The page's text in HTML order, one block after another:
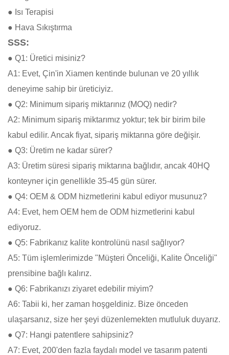
● Isı Terapisi
● Hava Sıkıştırma
SSS:
● Q1: Üretici misiniz?
A1: Evet, Çin'in Xiamen kentinde bulunan ve 20 yıllık
deneyime sahip bir üreticiyiz.
● Q2: Minimum sipariş miktarınız (MOQ) nedir?
A2: Minimum sipariş miktarımız yoktur; tek bir birim bile
kabul edilir. Ancak fiyat, sipariş miktarına göre değişir.
● Q3: Üretim ne kadar sürer?
A3: Üretim süresi sipariş miktarına bağlıdır, ancak 40HQ
konteyner için genellikle 35-45 gün sürer.
● Q4: OEM & ODM hizmetlerini kabul ediyor musunuz?
A4: Evet, hem OEM hem de ODM hizmetlerini kabul
ediyoruz.
● Q5: Fabrikanız kalite kontrolünü nasıl sağlıyor?
A5: Tüm işlemlerimizde "Müşteri Önceliği, Kalite Önceliği"
prensibine bağlı kalırız.
● Q6: Fabrikanızı ziyaret edebilir miyim?
A6: Tabii ki, her zaman hoşgeldiniz. Bize önceden
ulaşarsanız, size her şeyi düzenlemekten mutluluk duyarız.
● Q7: Hangi patentlere sahipsiniz?
A7: Evet, 200'den fazla faydalı model ve tasarım patenti